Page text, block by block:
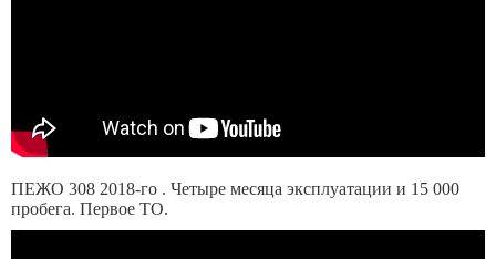
ПЕЖО 308 2018-го . Четыре месяца эксплуатации и 15 000
пробега. Первое ТО.